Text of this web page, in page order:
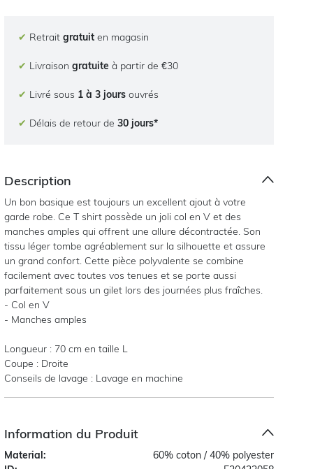
✔ Retraitgratuit en magasin
✔ Livraisongratuite à partir de €30
✔ Livré sous 1 à 3 jours ouvrés
✔ Délais de retour de30 jours*
Description
Un bon basique est toujours un excellent ajout à votre
garde robe. Ce T shirt possède un joli col en V et des
manches amples qui offrent une allure décontractée. Son
tissu léger tombe agréablement sur la silhouette et assure
un grand confort. Cette pièce polyvalente se combine
facilement avec toutes vos tenues et se porte aussi
parfaitement sous un gilet lors des journées plus fraîches.
- Col en V
- Manches amples
Longueur : 70 cm en taille L
Coupe : Droite
Conseils de lavage : Lavage en machine
Information du Produit
Material:
60% coton / 40% polyester